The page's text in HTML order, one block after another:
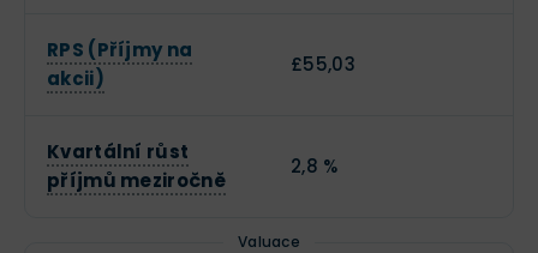
RPS (Příjmy na
akcii)
£55,03
Kvartální růst
příjmů meziročně
2,8 %
Valuace